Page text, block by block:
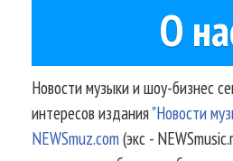
О
Новости музыки и шоу-бизнес
интересов издания"Новости
NEWSmuz.com(экс -